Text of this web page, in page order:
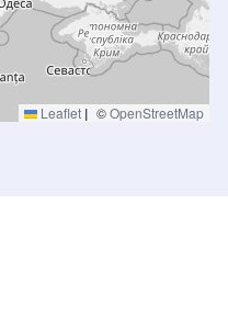
Leaflet | ©OpenStreetMap